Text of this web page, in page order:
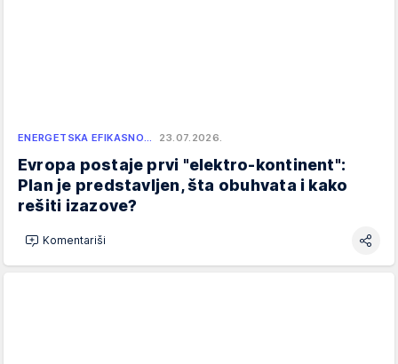
ENERGETSKA EFIKASNO… 23.07.2026.
Evropa postaje prvi "elektro-kontinent":
Plan je predstavljen, šta obuhvata i kako
rešiti izazove?
Komentariši